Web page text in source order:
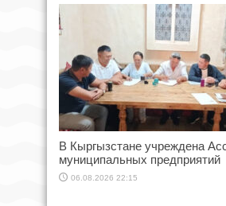
В Кыргызстане учреждена
муниципальных предприятий
06.08.2026 22:15